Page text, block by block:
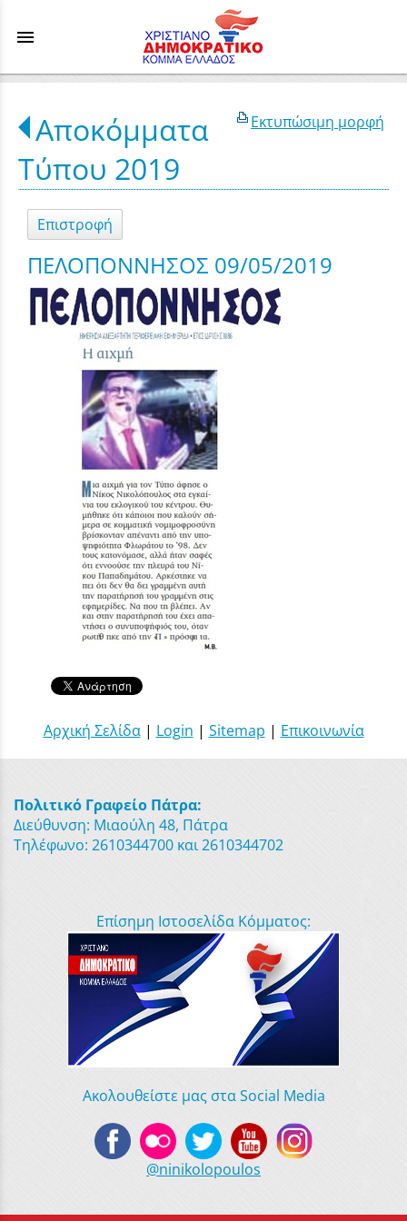
menu
Εκτυπώσιμη μορφή
Αποκόμματα
Τύπου 2019
Επιστροφή
ΠΕΛΟΠΟΝΝΗΣΟΣ 09/05/2019
Αρχική Σελίδα| Login | Sitemap | Επικοινωνία
Πολιτικό Γραφείο Πάτρα:
Διεύθυνση: Μιαούλη 48, Πάτρα
Τηλέφωνο: 2610344700 και 2610344702
Επίσημη Ιστοσελίδα Κόμματος:
Ακολουθείστε μας στα Social Media
@ninikolopoulos